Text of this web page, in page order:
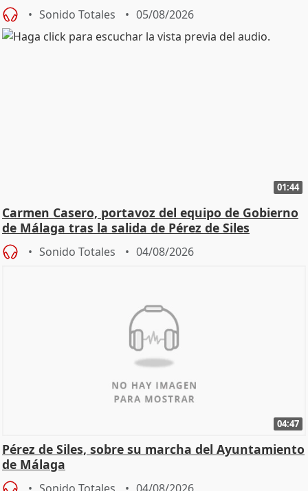
Sonido Totales 05/08/2026
01:44
Carmen Casero, portavoz del equipo de Gobierno
de Málaga tras la salida de Pérez de Siles
Sonido Totales 04/08/2026
04:47
Pérez de Siles, sobre su marcha del Ayuntamiento
de Málaga